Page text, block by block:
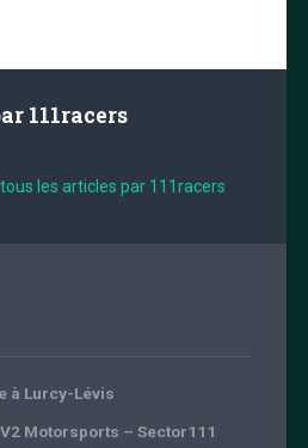
111racers
les articles par 111racers
à Lurcy-Lévis
Motorsports – Sector111